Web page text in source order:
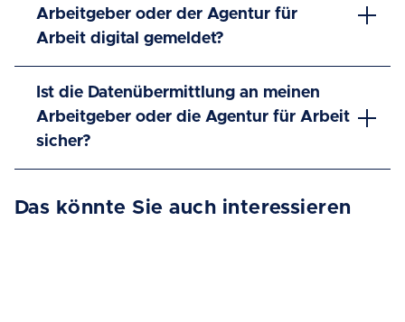
Arbeitgeber oder der Agentur für
Arbeit digital gemeldet?
Ist die Datenübermittlung an meinen
Arbeitgeber oder die Agentur für Arbeit
sicher?
Das könnte Sie auch interessieren